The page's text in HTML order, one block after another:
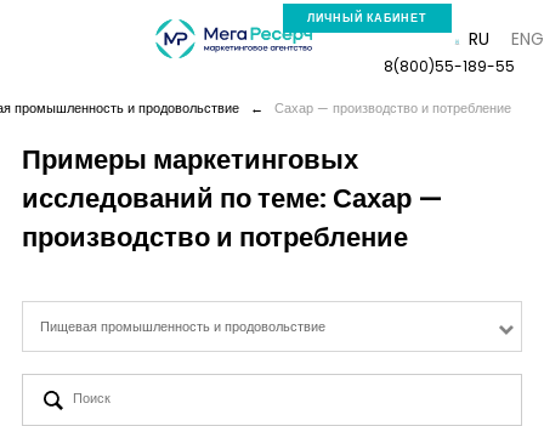
ЛИЧНЫЙ КАБИНЕТ
Компания
Новая реальность
Кейсы
RU ENG
8(800)55-189-55
промышленность и продовольствие ← Сахар — производство и потребление
Примеры маркетинговых
исследований по теме: Сахар —
производство и потребление
Пищевая промышленность и продовольствие